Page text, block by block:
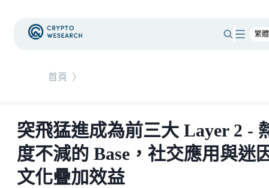
首頁 〉
突飛猛進成為前三大 Layer 2 -
度不減的 Base，社交應用與迷
文化疊加效益